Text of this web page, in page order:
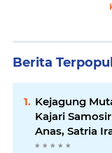
Berita
Kejagung
Kajari
Anas, Satria
Kemana?